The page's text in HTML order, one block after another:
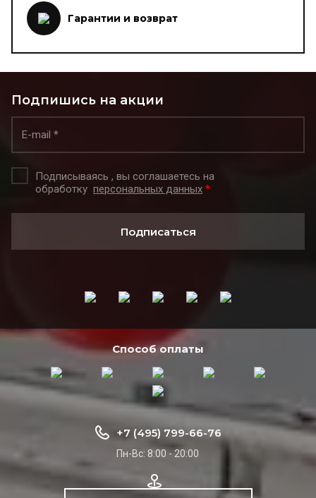
Гарантии и возврат
Подпишись на акции
Подписываясь , вы соглашаетесь на
обработку персональных данных *
Подписаться
Способ оплаты
+7 (495) 799-66-76
Пн-Вс: 8:00 - 20:00